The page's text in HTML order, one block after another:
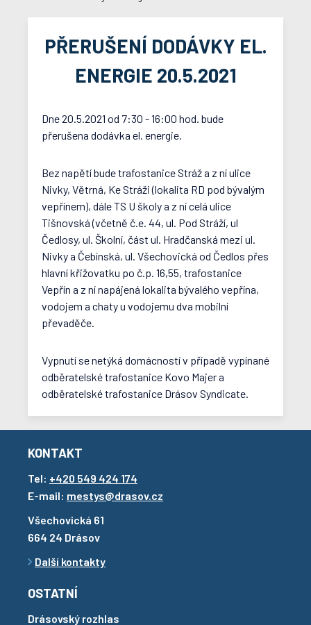
PŘERUŠENÍ DODÁVKY EL.
ENERGIE 20.5.2021
Dne 20.5.2021 od 7:30 - 16:00 hod. bude
přerušena dodávka el. energie.
Bez napětí bude trafostanice Stráž a z ní ulice
Nivky, Větrná, Ke Stráži (lokalita RD pod bývalým
vepřínem), dále TS U školy a z ní celá ulice
Tišnovská (včetně č.e. 44, ul. Pod Stráží, ul
Čedlosy, ul. Školní, část ul. Hradčanská mezi ul.
Nivky a Čebínská, ul. Všechovická od Čedlos přes
hlavní křižovatku po č.p. 16,55, trafostanice
Vepřín a z ní napájená lokalita bývalého vepřína,
vodojem a chaty u vodojemu dva mobilní
převaděče.
Vypnutí se netýká domácností v případě vypínané
odběratelské trafostanice Kovo Majer a
odběratelské trafostanice Drásov Syndicate.
KONTAKT
Tel: +420 549 424 174
E-mail: mestys@drasov.cz
Všechovická 61
664 24 Drásov
Další kontakty
OSTATNÍ
Drásovský rozhlas